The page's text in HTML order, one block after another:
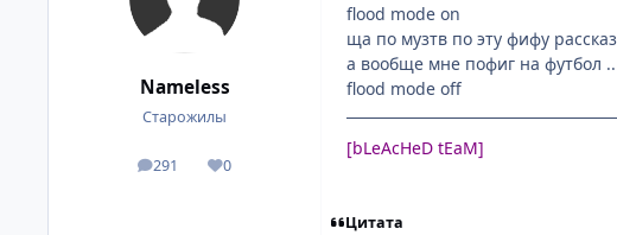
Nameless
Старожилы
291
посты 0
Репутация
flood mode on
ща по музтв по эту фифу
а вообще мне пофиг на футбол ..
flood mode off
[bLeAcHeD tEaM]
Цитата